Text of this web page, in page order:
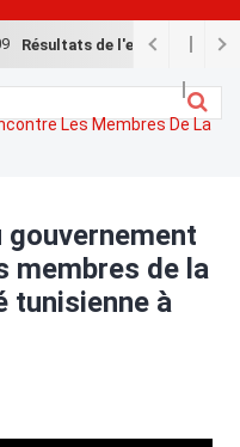
Résultats de l'enquête
Les Membres De La
membres de la
tunisienne à